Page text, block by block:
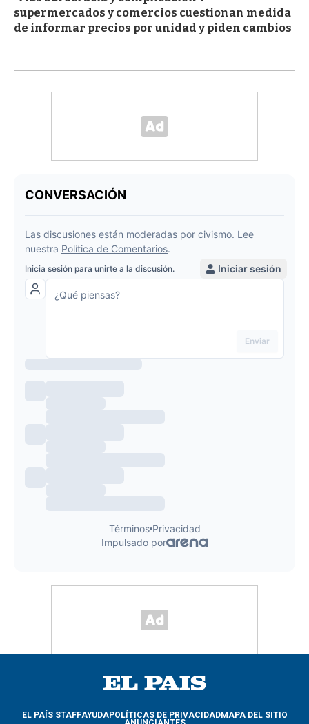
supermercados y comercios cuestionan medida
de informar precios por unidad y piden cambios
EL PAÍS STAFFAYUDAPOLÍTICAS DE PRIVACIDADMAPA DEL SITIO